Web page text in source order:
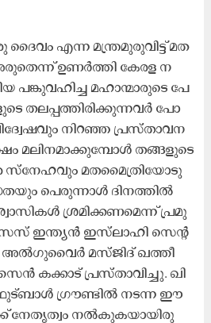
ദൈ​വം എ​ന്ന മ​ന്ത്ര​മു​രു​വി​ട്ട് മ​ത​
ഉ​ണ​ര്‍ത്തി കേ​ര​ള ന​
പ​ങ്കു​വ​ഹി​ച്ച മ​ഹാ​ന്മാ​രു​ടെ പേ​
ത​ല​പ്പ​ത്തി​രി​ക്കു​ന്ന​വ​ര്‍ പോ​
നി​റ​ഞ്ഞ പ്ര​സ്താ​വ​ന​
മ​ലി​ന​മാ​ക്കു​മ്പോ​ള്‍ ത​ങ്ങ​ളു​ടെ
സ്നേ​ഹ​വും മ​ത​മൈ​ത്രി​യോ​ടു​
പെ​രു​ന്നാ​ള്‍ ദി​ന​ത്തി​ല്‍
ശ്ര​മി​ക്ക​ണ​മെ​ന്ന് പ്ര​മു​
ഇ​ന്ത്യ​ന്‍ ഇ​സ്‍ലാ​ഹി സെ​ന്‍റ​
അ​ല്‍ഗു​വൈ​ര്‍ മ​സ്ജി​ദ് ഖ​ത്തീ​
ക​ക്കാ​ട് പ്ര​സ്താ​വി​ച്ചു. ഖി​
ഗ്രൗ​ണ്ടി​ല്‍ ന​ട​ന്ന ഈ​
നേ​തൃ​ത്വം ന​ല്‍കു​ക​യാ​യി​രു​